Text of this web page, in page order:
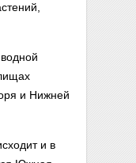
и Нижней
и в